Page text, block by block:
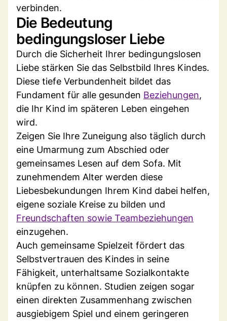
verbinden.
Die Bedeutung
bedingungsloser Liebe
Durch die Sicherheit Ihrer bedingungslosen
Liebe stärken Sie das Selbstbild Ihres Kindes.
Diese tiefe Verbundenheit bildet das
Fundament für alle gesunden Beziehungen,
die Ihr Kind im späteren Leben eingehen
wird.
Zeigen Sie Ihre Zuneigung also täglich durch
eine Umarmung zum Abschied oder
gemeinsames Lesen auf dem Sofa. Mit
zunehmendem Alter werden diese
Liebesbekundungen Ihrem Kind dabei helfen,
eigene soziale Kreise zu bilden und
Freundschaften sowie Teambeziehungen
einzugehen.
Auch gemeinsame Spielzeit fördert das
Selbstvertrauen des Kindes in seine
Fähigkeit, unterhaltsame Sozialkontakte
knüpfen zu können. Studien zeigen sogar
einen direkten Zusammenhang zwischen
ausgiebigem Spiel und einem geringeren